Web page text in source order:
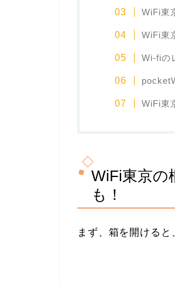
WiFi東
WiFi東
Wi-fiの
WiFi東
WiFi東京の
も！
まず、箱を開けると